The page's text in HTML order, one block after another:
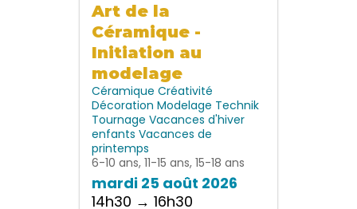
Art de la
Céramique -
Initiation au
modelage
Céramique Créativité
Décoration Modelage Technik
Tournage Vacances d'hiver
enfants Vacances de
printemps
6-10 ans, 11-15 ans, 15-18 ans
mardi 25 août 2026
14h30 → 16h30